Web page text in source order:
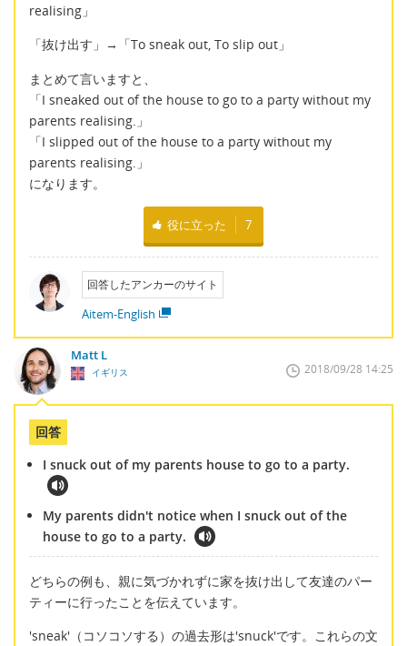
realising」
「抜け出す」→「To sneak out, To slip out」
まとめて言いますと、
「I sneaked out of the house to go to a party without my
parents realising.」
「I slipped out of the house to a party without my
parents realising.」
になります。
役に立った 7
回答したアンカーのサイト
Aitem-English
Matt L
イギリス 2018/09/28 14:25
回答
I snuck out of my parents house to go to a party.
My parents didn't notice when I snuck out of the
house to go to a party.
どちらの例も、親に気づかれずに家を抜け出して友達のパー
ティーに行ったことを伝えています。
'sneak'（コソコソする）の過去形は'snuck'です。これらの文